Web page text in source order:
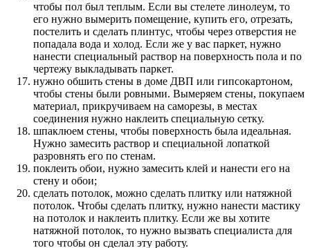
чтобы пол был теплым. Если вы стелете линолеум, то
его нужно вымерить помещение, купить его, отрезать,
постелить и сделать плинтус, чтобы через отверстия не
попадала вода и холод. Если же у вас паркет, нужно
нанести специальный раствор на поверхность пола и по
чертежу выкладывать паркет.
нужно обшить стены в доме ДВП или гипсокартоном,
чтобы стены были ровными. Вымеряем стены, покупаем
материал, прикручиваем на саморезы, в местах
соединения нужно наклеить специальную сетку.
шпаклюем стены, чтобы поверхность была идеальная.
Нужно замесить раствор и специальной лопаткой
разровнять его по стенам.
поклеить обои, нужно замесить клей и нанести его на
стену и обои;
сделать потолок, можно сделать плитку или натяжной
потолок. Чтобы сделать плитку, нужно нанести мастику
на потолок и наклеить плитку. Если же вы хотите
натяжной потолок, то нужно вызвать специалиста для
того чтобы он сделал эту работу.